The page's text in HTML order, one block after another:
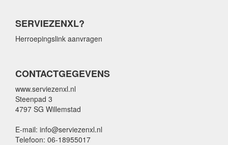
SERVIEZENXL?
Herroepingslink aanvragen
CONTACTGEGEVENS
www.serviezenxl.nl
Steenpad 3
4797 SG Willemstad
E-mail: info@serviezenxl.nl
Telefoon: 06-18955017